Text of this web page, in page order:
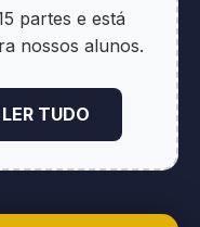
Estados e
nos limites
a proteção
partes e está
nossos alunos.
TUDO